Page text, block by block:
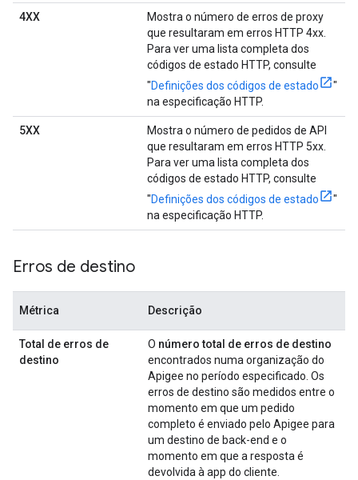
4XX
Mostra o número de erros de proxy
que resultaram em erros HTTP 4xx.
Para ver uma lista completa dos
códigos de estado HTTP, consulte
"Definições dos códigos de estado
"
na especificação HTTP.
5XX
Mostra o número de pedidos de API
que resultaram em erros HTTP 5xx.
Para ver uma lista completa dos
códigos de estado HTTP, consulte
"Definições dos códigos de estado
"
na especificação HTTP.
Erros de destino
Métrica Descrição
Total de erros de
destino
O número total de erros de destino
encontrados numa organização do
Apigee no período especificado. Os
erros de destino são medidos entre o
momento em que um pedido
completo é enviado pelo Apigee para
um destino de back-end e o
momento em que a resposta é
devolvida à app do cliente.